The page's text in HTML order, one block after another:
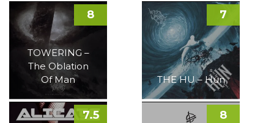
TOWERING –
The Oblation
Of Man
8
THE HU – Hun
7
7.5 8